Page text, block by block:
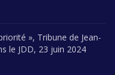
», Tribune de Jean-
le JDD, 23 juin 2024